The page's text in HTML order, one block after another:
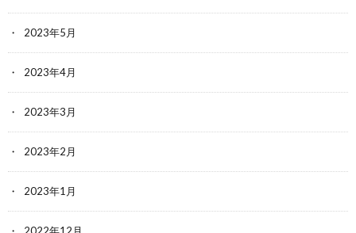
2023年5月
2023年4月
2023年3月
2023年2月
2023年1月
2022年12月